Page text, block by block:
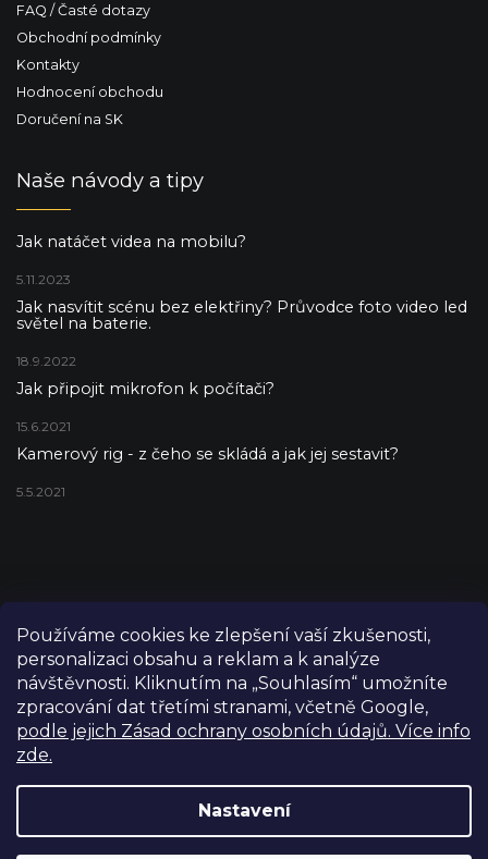
Používáme cookies ke zlepšení vaší zkušenosti,
personalizaci obsahu a reklam a k analýze
návštěvnosti. Kliknutím na „Souhlasím“ umožníte
zpracování dat třetími stranami, včetně Google,
podle jejich Zásad ochrany osobních údajů. Více info
zde.
Nastavení
FAQ / Časté dotazy
Obchodní podmínky
Kontakty
Hodnocení obchodu
Doručení na SK
Naše návody a tipy
Jak natáčet videa na mobilu?
5.11.2023
Jak nasvítit scénu bez elektřiny? Průvodce foto video led
světel na baterie.
18.9.2022
Jak připojit mikrofon k počítači?
15.6.2021
Kamerový rig - z čeho se skládá a jak jej sestavit?
5.5.2021
Copyright 2026FILM-TECHNIKA. Všechna práva vyhrazena.